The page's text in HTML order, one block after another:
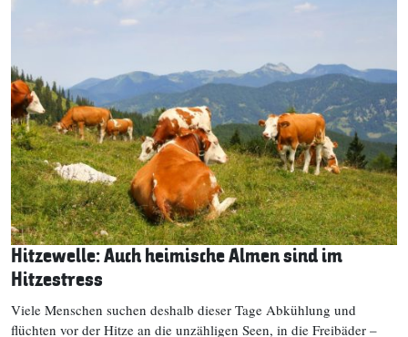
Hitzewelle: Auch heimische Almen sind im
Hitzestress
Viele Menschen suchen deshalb dieser Tage Abkühlung und
flüchten vor der Hitze an die unzähligen Seen, in die Freibäder –